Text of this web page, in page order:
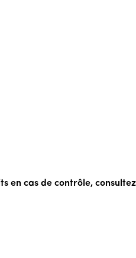
cas de contrôle, consultez